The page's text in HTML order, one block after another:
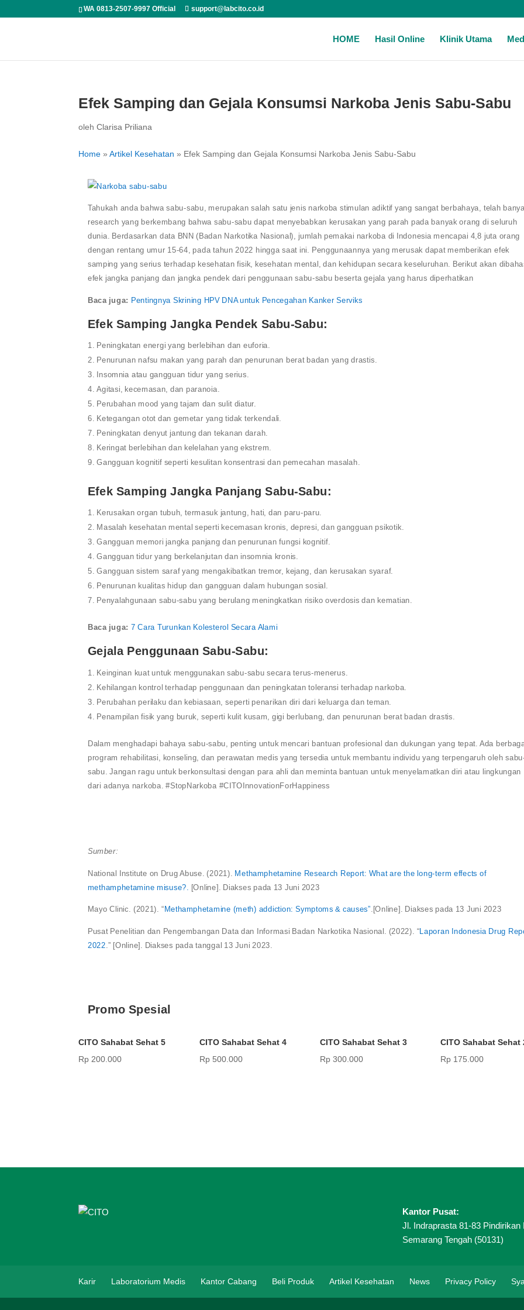
WA 0813-2507-9997 Official support@labcito.co.id
HOME Hasil Online Klinik Utama
Efek Samping dan Gejala Konsumsi Narkoba Jenis Sabu-Sabu
olehClarisa Priliana
Home »Artikel Kesehatan » Efek Samping dan Gejala Konsumsi Narkoba Jenis Sabu-Sabu
Tahukah anda bahwa sabu-sabu, merupakan salah satu jenis narkoba stimulan adiktif yang sangat berbahaya, telah
research yang berkembang bahwa sabu-sabu dapat menyebabkan kerusakan yang parah pada banyak orang di seluruh
dunia. Berdasarkan data BNN (Badan Narkotika Nasional), jumlah pemakai narkoba di Indonesia mencapai 4,8 juta orang
dengan rentang umur 15-64, pada tahun 2022 hingga saat ini. Penggunaannya yang merusak dapat memberikan efek
samping yang serius terhadap kesehatan fisik, kesehatan mental, dan kehidupan secara keseluruhan. Berikut akan
efek jangka panjang dan jangka pendek dari penggunaan sabu-sabu beserta gejala yang harus diperhatikan
Baca juga: Pentingnya Skrining HPV DNA untuk Pencegahan Kanker Serviks
Efek Samping Jangka Pendek Sabu-Sabu:
Peningkatan energi yang berlebihan dan euforia.
Penurunan nafsu makan yang parah dan penurunan berat badan yang drastis.
Insomnia atau gangguan tidur yang serius.
Agitasi, kecemasan, dan paranoia.
Perubahan mood yang tajam dan sulit diatur.
Ketegangan otot dan gemetar yang tidak terkendali.
Peningkatan denyut jantung dan tekanan darah.
Keringat berlebihan dan kelelahan yang ekstrem.
Gangguan kognitif seperti kesulitan konsentrasi dan pemecahan masalah.
Efek Samping Jangka Panjang Sabu-Sabu:
Kerusakan organ tubuh, termasuk jantung, hati, dan paru-paru.
Masalah kesehatan mental seperti kecemasan kronis, depresi, dan gangguan psikotik.
Gangguan memori jangka panjang dan penurunan fungsi kognitif.
Gangguan tidur yang berkelanjutan dan insomnia kronis.
Gangguan sistem saraf yang mengakibatkan tremor, kejang, dan kerusakan syaraf.
Penurunan kualitas hidup dan gangguan dalam hubungan sosial.
Penyalahgunaan sabu-sabu yang berulang meningkatkan risiko overdosis dan kematian.
Baca juga: 7 Cara Turunkan Kolesterol Secara Alami
Gejala Penggunaan Sabu-Sabu:
Keinginan kuat untuk menggunakan sabu-sabu secara terus-menerus.
Kehilangan kontrol terhadap penggunaan dan peningkatan toleransi terhadap narkoba.
Perubahan perilaku dan kebiasaan, seperti penarikan diri dari keluarga dan teman.
Penampilan fisik yang buruk, seperti kulit kusam, gigi berlubang, dan penurunan berat badan drastis.
Dalam menghadapi bahaya sabu-sabu, penting untuk mencari bantuan profesional dan dukungan yang tepat. Ada
program rehabilitasi, konseling, dan perawatan medis yang tersedia untuk membantu individu yang terpengaruh oleh
sabu. Jangan ragu untuk berkonsultasi dengan para ahli dan meminta bantuan untuk menyelamatkan diri atau lingkungan
dari adanya narkoba. #StopNarkoba #CITOInnovationForHappiness
Sumber:
National Institute on Drug Abuse. (2021). Methamphetamine Research Report: What are the long-term effects of
methamphetamine misuse?.
[Online]. Diakses pada 13 Juni 2023
Mayo Clinic. (2021). “Methamphetamine (meth) addiction: Symptoms & causes” .[Online]. Diakses pada 13 Juni 2023
Pusat Penelitian dan Pengembangan Data dan Informasi Badan Narkotika Nasional. (2022). “Laporan Indonesia Drug
2022 .” [Online]. Diakses pada tanggal 13 Juni 2023.
Promo Spesial
CITO Sahabat Sehat 5
Rp 200.000
CITO Sahabat Sehat 4
Rp500.000
CITO Sahabat Sehat 3
Rp 300.000
CITO Sahabat Sehat
Rp 175.000
Kantor Pusat:
Jl. Indraprasta 81-83 Pindirikan
Semarang Tengah (50131)
Karir Laboratorium Medis Kantor Cabang Beli Produk Artikel Kesehatan News Privacy Policy